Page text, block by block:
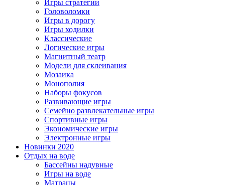
Игры стратегии
Головоломки
Игры в дорогу
Игры ходилки
Классические
Логические игры
Магнитный театр
Модели для склеивания
Мозаика
Монополия
Наборы фокусов
Развивающие игры
Семейно развлекательные игры
Спортивные игры
Экономические игры
Электронные игры
Новинки 2020
Отдых на воде
Бассейны надувные
Игры на воде
Матрацы